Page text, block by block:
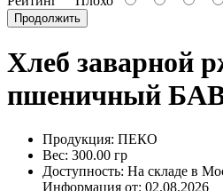
Продолжить
Хлеб заварной
пшеничный
Продукция: ПЕКО
Вес: 300.00 гр
Доступность: На складе в
Информация от: 02.08.2026